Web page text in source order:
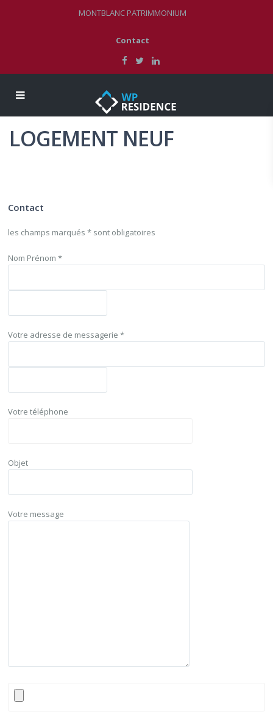
MONTBLANC PATRIMMONIUM
Contact
LOGEMENT NEUF
Contact
les champs marqués * sont obligatoires
Nom Prénom *
Votre adresse de messagerie *
Votre téléphone
Objet
Votre message